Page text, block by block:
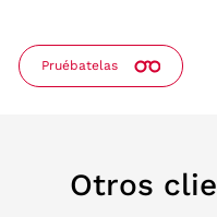
Pruébatelas
Otros